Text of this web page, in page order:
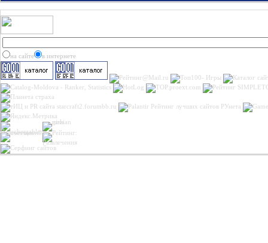
на сайте в интернете
Рейтинг лучших сайтов РУнета